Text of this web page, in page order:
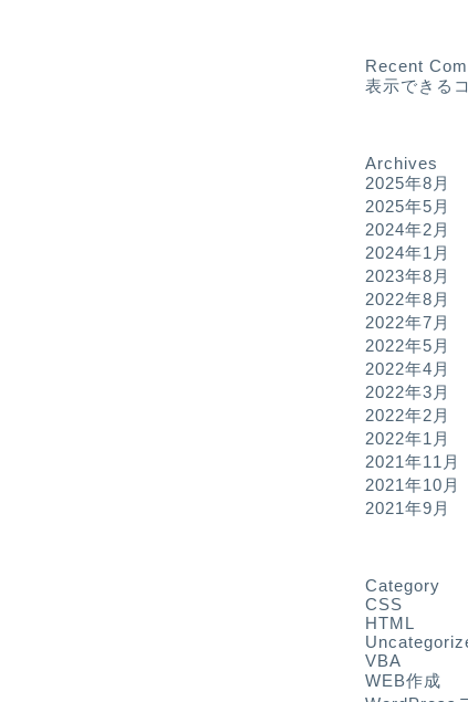
Recent
表示できる
Archives
2025年8月
2025年5月
2024年2月
2024年1月
2023年8月
2022年8月
2022年7月
2022年5月
2022年4月
2022年3月
2022年2月
2022年1月
2021年11月
2021年10月
2021年9月
Category
CSS
HTML
VBA
WEB作成